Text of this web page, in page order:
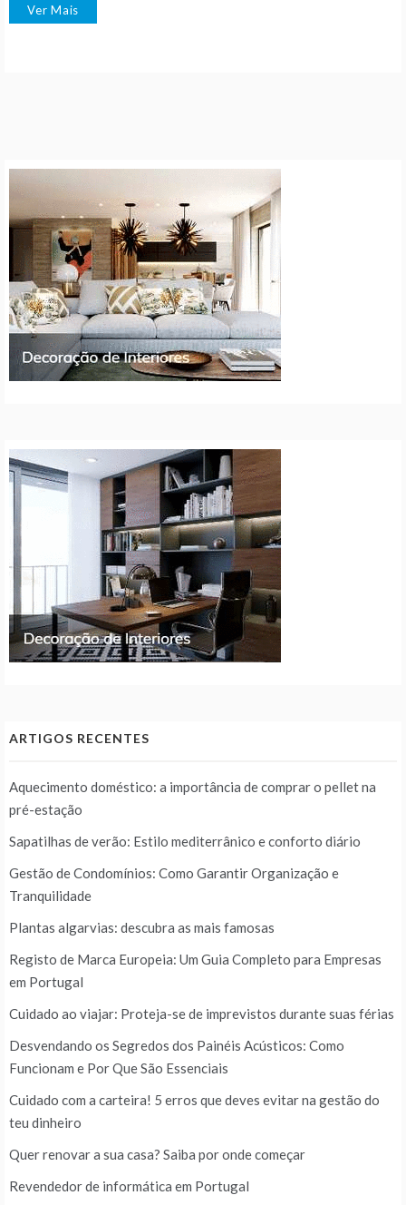
Ver Mais
ARTIGOS RECENTES
Aquecimento doméstico: a importância de comprar o pellet na
pré-estação
Sapatilhas de verão: Estilo mediterrânico e conforto diário
Gestão de Condomínios: Como Garantir Organização e
Tranquilidade
Plantas algarvias: descubra as mais famosas
Registo de Marca Europeia: Um Guia Completo para Empresas
em Portugal
Cuidado ao viajar: Proteja-se de imprevistos durante suas férias
Desvendando os Segredos dos Painéis Acústicos: Como
Funcionam e Por Que São Essenciais
Cuidado com a carteira! 5 erros que deves evitar na gestão do
teu dinheiro
Quer renovar a sua casa? Saiba por onde começar
Revendedor de informática em Portugal